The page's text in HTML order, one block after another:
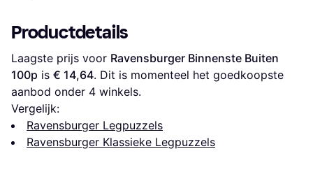
Productdetails
Laagste prijs voor Ravensburger Binnenste Buiten
100p is € 14,64. Dit is momenteel het goedkoopste
aanbod onder 4 winkels.
Vergelijk:
Ravensburger Legpuzzels
Ravensburger Klassieke Legpuzzels